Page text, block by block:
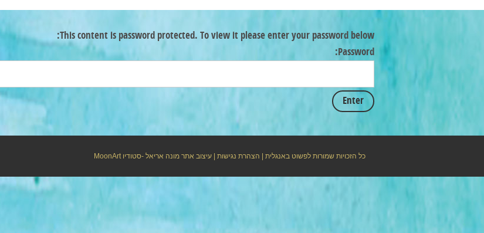
This content is password protected. To view it please enter your password below:
Password:
כל הזכויות שמורות לפשוט באנגלית | הצהרת נגישות | עיצוב אתר מונה אריאל -סטודיוMoonArt